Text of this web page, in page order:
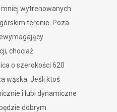
wytrenowanych
terenie. Poza
chociaż
o szerokości 620
wąska. Jeśli ktoś
i lubi dynamiczne
dobrym